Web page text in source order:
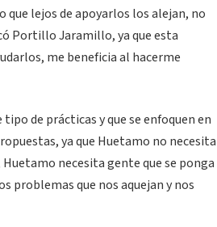
que lejos de apoyarlos los alejan, no
Portillo Jaramillo, ya que esta
me beneficia al hacerme
de prácticas y que se enfoquen en
ya que Huetamo no necesita
necesita gente que se ponga
problemas que nos aquejan y nos